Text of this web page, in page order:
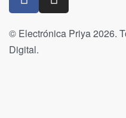
© Electrónica Priya 2026.
Digital.